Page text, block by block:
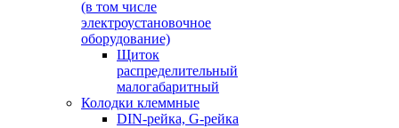
(в том числе
электроустановочное
оборудование)
Щиток
распределительный
малогабаритный
Колодки клеммные
DIN-рейка, G-рейка